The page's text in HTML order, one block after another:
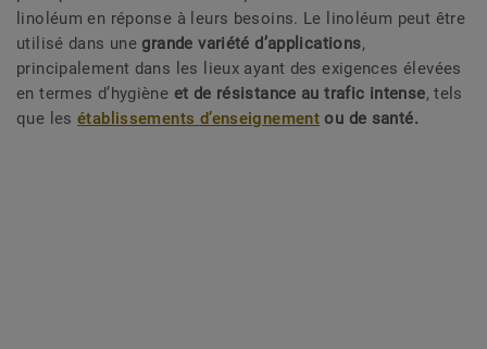
linoléum en réponse à leurs besoins. Le linoléum peut être
utilisé dans une grande variété d’applications,
principalement dans les lieux ayant des exigences élevées
en termes d’hygiène et de résistance au trafic intense, tels
que lesétablissements d’enseignement ou de santé.